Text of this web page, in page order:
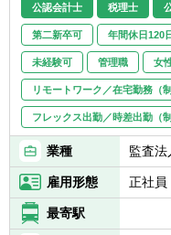
公認会計士 税理士
第二新卒可 年間休日120
未経験可 管理職 女
リモートワーク／在宅勤務（
フレックス出勤／時差出勤（
業種 監査法
雇用形態 正社員
最寄駅